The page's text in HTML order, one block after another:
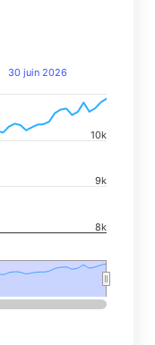
Time, and
values, and
30 juin 2026
8k
9k
10k